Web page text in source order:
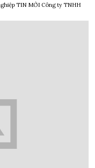
TIN MỚI Công ty TNHH